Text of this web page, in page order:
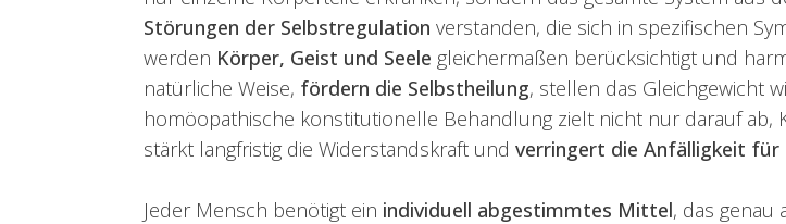
Störungen der Selbstregulation verstanden, die sich in spezifischen
werden Körper, Geist und Seele gleichermaßen berücksichtigt und
natürliche Weise, fördern die Selbstheilung, stellen das Gleichgewicht
homöopathische konstitutionelle Behandlung zielt nicht nur darauf
stärkt langfristig die Widerstandskraft und verringert die Anfälligkeit für
Jeder Mensch benötigt ein individuell abgestimmtes Mittel, das genau